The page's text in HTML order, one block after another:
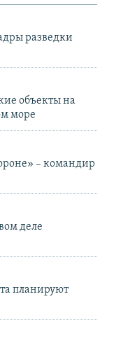
разведки
объекты на
море
– командир
деле
планируют